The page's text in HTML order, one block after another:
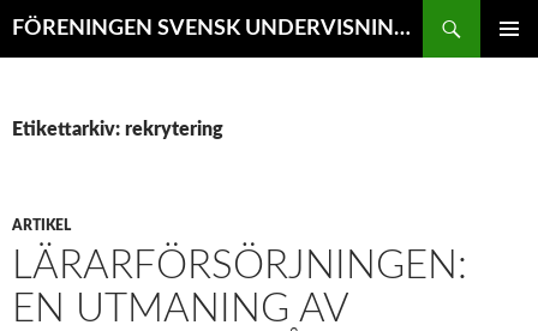
Hoppa
FÖRENINGEN SVENSK UNDERVISNINGSHISTORIA // TIDSKRIFTEN VÄGVAL i SKOLANS HISTORIA
Sök
Etikettarkiv: rekrytering
ARTIKEL
LÄRARFÖRSÖRJNINGEN:
EN UTMANING AV